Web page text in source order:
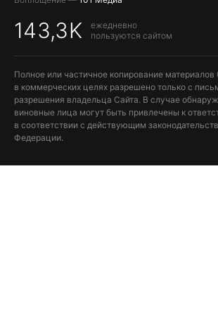
143,3K
ежедневно
пользуются сайтом
Полное или частичное копирование материалов
в коммерческих целях разрешено только с
разрешения владельца Сайта. В случае
виновные лица могут быть привлечены к
в соответствии с действующим
Федерации.